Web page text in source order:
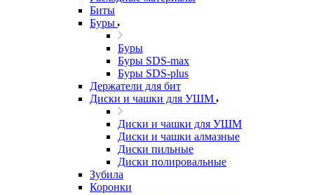
Биты
Буры
Буры
Буры SDS-max
Буры SDS-plus
Держатели для бит
Диски и чашки для УШМ
Диски и чашки для УШМ
Диски и чашки алмазные
Диски пильные
Диски полировальные
Зубила
Коронки